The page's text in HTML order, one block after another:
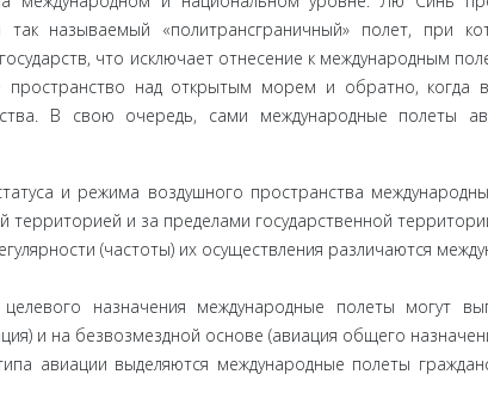
называемый «политрансграничный» полет, при
что исключает отнесение к международным
над открытым морем и обратно, когда
В свою очередь, сами международные полеты
и режима воздушного про­странства
территорией и за пределами государ­ственной
(частоты) их осущест­вления различаются
назначения международные полеты могут
и на безвозмездной основе (авиация общего
авиации выделяются междуна­родные полеты